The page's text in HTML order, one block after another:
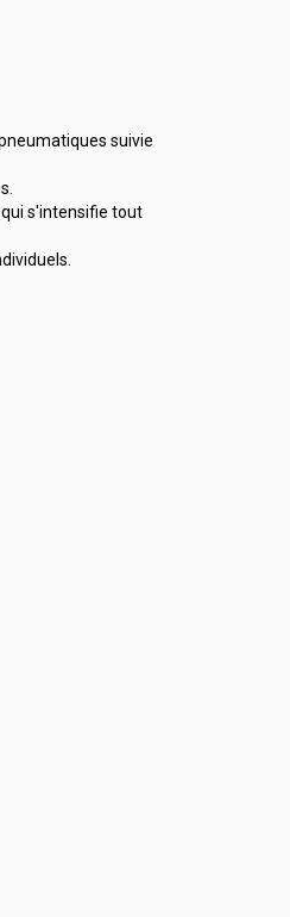
suivie
s'intensifie tout